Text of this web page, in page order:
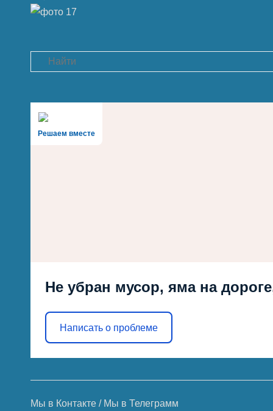
Search
Решаем вместе
Не убран мусор, яма на
Написать о проблеме
Мы в Контакте / Мы в Телеграмм